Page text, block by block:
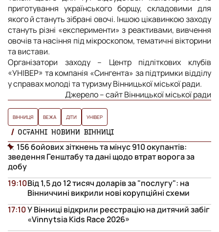
приготування українського борщу, складовими для
якого й стануть зібрані овочі. Іншою цікавинкою заходу
стануть різні «експерименти» з реактивами, вивчення
овочів та насіння під мікроскопом, тематичні вікторини
та вистави.
Організатори заходу – Центр підліткових клубів
«УНІВЕР» та компанія «Сингента» за підтримки відділу
у справах молоді та туризму Вінницької міської ради.
Джерело – сайт Вінницької міської ради
ВІННИЦЯ ВЕЖА ДІТИ УНІВЕР
ОСТАННІ НОВИНИ ВІННИЦІ
156 бойових зіткнень та мінус 910 окупантів:
зведення Генштабу та дані щодо втрат ворога за
добу
Від 1,5 до 12 тисяч доларів за "послугу": на
Вінниччині викрили нові корупційні схеми
19:10
У Вінниці відкрили реєстрацію на дитячий забіг
«Vinnytsia Kids Race 2026»
17:10